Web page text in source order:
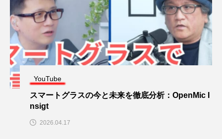
YouTube
スマートグラスの今と未来を徹底分析：OpenMic I
nsigt
2026.04.17